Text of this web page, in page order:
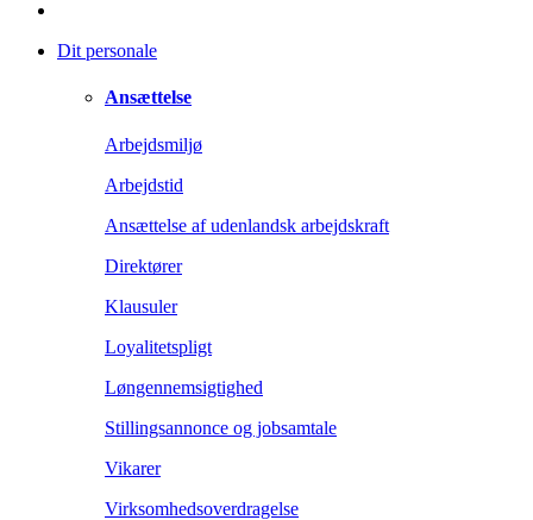
Dit personale
Ansættelse
Arbejdsmiljø
Arbejdstid
Ansættelse af udenlandsk arbejdskraft
Direktører
Klausuler
Loyalitetspligt
Løngennemsigtighed
Stillingsannonce og jobsamtale
Vikarer
Virksomhedsoverdragelse